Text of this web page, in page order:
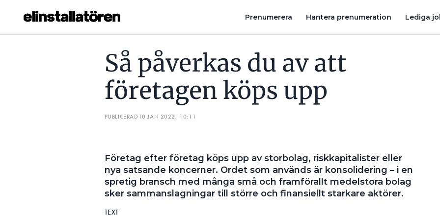
Prenumerera Hantera prenumeration Lediga
Hantera prenumeration
Läs E-tidningen
Så påverkas du av att
företagen köps upp
PUBLICERAD 10 JAN 2022, 10:11
Företag efter företag köps upp av storbolag, riskkapitalister eller
nya satsande koncerner. Ordet som används är konsolidering – i en
spretig bransch med många små och framförallt medelstora bolag
sker sammanslagningar till större och finansiellt starkare aktörer.
TEXT
SÅ PÅVERKAS DU AV ATT FÖRETAGEN KÖPS UPP ASSEMBLIN VÄXER I STOCKHOLM – KÖPER ELTEKNIKFIRMA MED 20